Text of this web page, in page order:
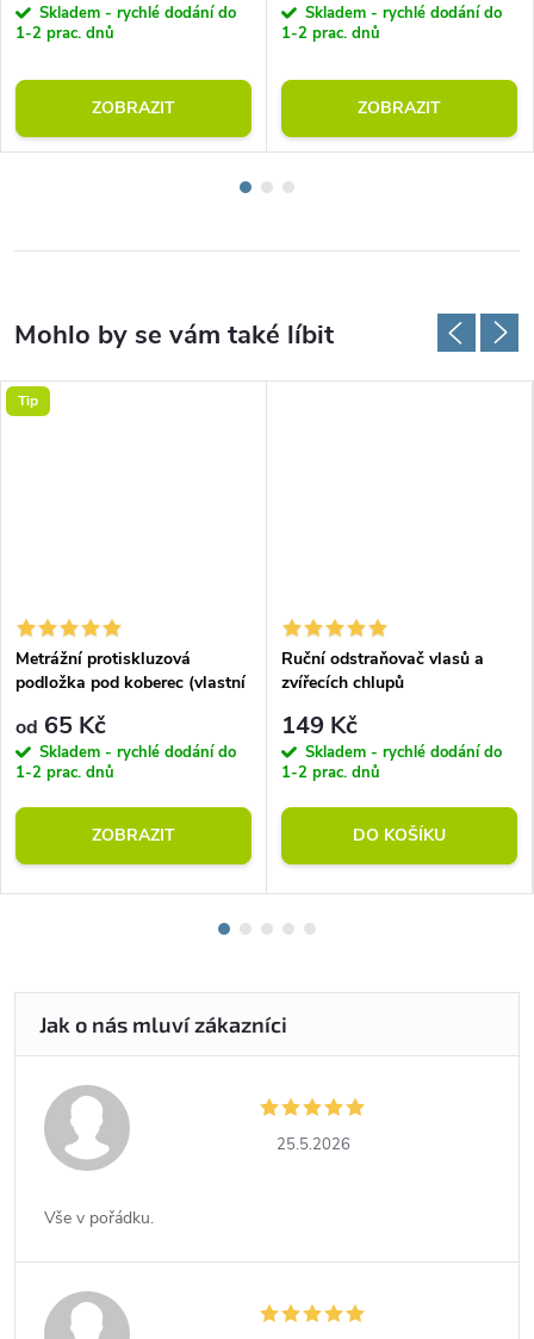
Skladem - rychlé dodání do
1-2 prac. dnů
ZOBRAZIT
Skladem - rychlé dodání do
1-2 prac. dnů
ZOBRAZIT
Tip
Metrážní protiskluzová
podložka pod koberec (vlastní
od 65 Kč
Skladem - rychlé dodání do
1-2 prac. dnů
ZOBRAZIT
Ruční odstraňovač vlasů a
zvířecích chlupů
149 Kč
Skladem - rychlé dodání do
1-2 prac. dnů
DO KOŠÍKU
25.5.2026
Vše v pořádku.